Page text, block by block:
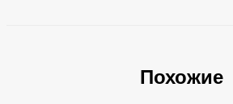
Похожие